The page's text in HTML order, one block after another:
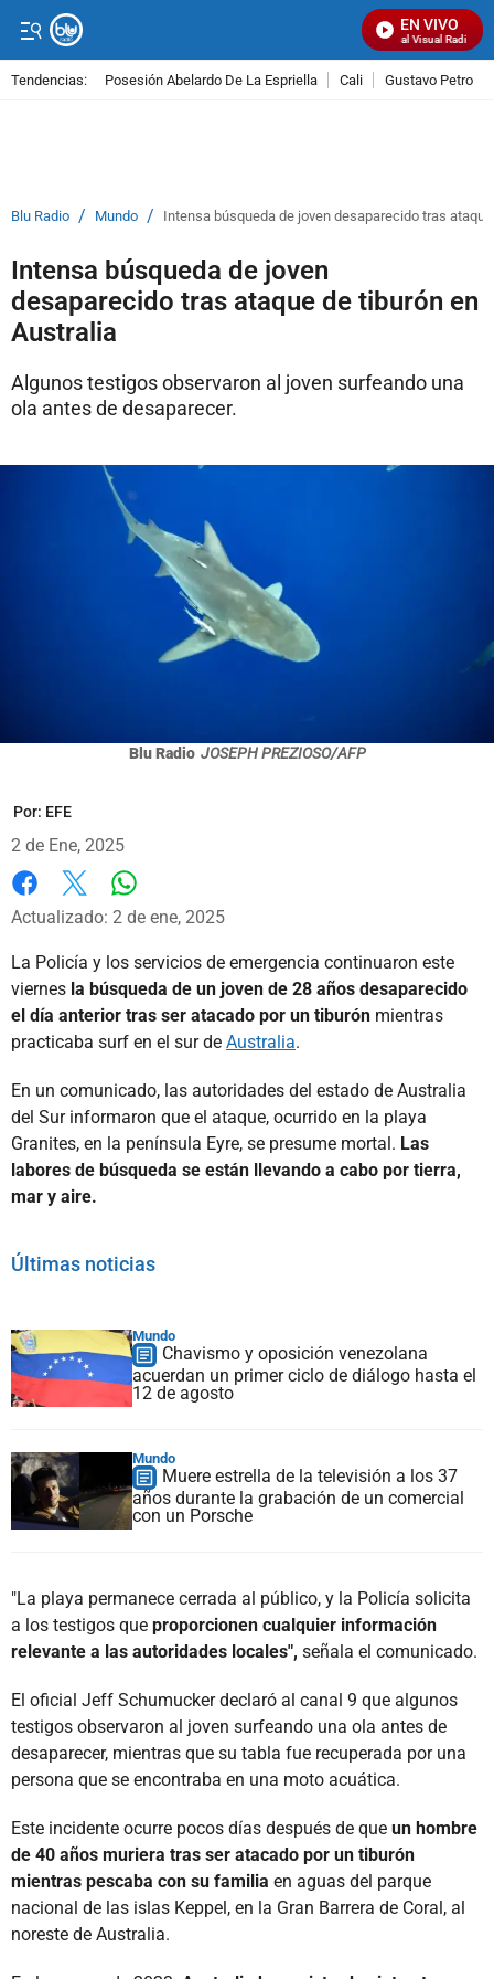
EN VIVO
Señal Visual Radio
Tendencias: Posesión Abelardo De La Espriella Cali Gustavo Petro
Blu Radio / Mundo / Intensa búsqueda de joven desaparecido tras
Intensa búsqueda de joven
desaparecido tras ataque de tiburón en
Australia
Algunos testigos observaron al joven surfeando una
ola antes de desaparecer.
Blu Radio JOSEPH PREZIOSO/AFP
Por: EFE
2 de Ene, 2025
Facebook
X
Actualizado: 2 de ene, 2025
La Policía y los servicios de emergencia continuaron este
viernes la búsqueda de un joven de 28 años desaparecido
el día anterior tras ser atacado por un tiburón mientras
practicaba surf en el sur de Australia.
En un comunicado, las autoridades del estado de Australia
del Sur informaron que el ataque, ocurrido en la playa
Granites, en la península Eyre, se presume mortal. Las
labores de búsqueda se están llevando a cabo por tierra,
mar y aire.
Últimas noticias
Mundo
Chavismo y oposición venezolana
acuerdan un primer ciclo de diálogo hasta el
12 de agosto
Mundo
Muere estrella de la televisión a los 37
años durante la grabación de un comercial
con un Porsche
"La playa permanece cerrada al público, y la Policía solicita
a los testigos que proporcionen cualquier información
relevante a las autoridades locales", señala el comunicado.
El oficial Jeff Schumucker declaró al canal 9 que algunos
testigos observaron al joven surfeando una ola antes de
desaparecer, mientras que su tabla fue recuperada por una
persona que se encontraba en una moto acuática.
Este incidente ocurre pocos días después de que un hombre
de 40 años muriera tras ser atacado por un tiburón
mientras pescaba con su familia en aguas del parque
nacional de las islas Keppel, en la Gran Barrera de Coral, al
noreste de Australia.